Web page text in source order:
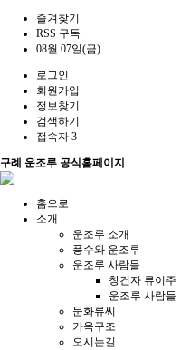
즐겨찾기
RSS 구독
08월 07일(금)
로그인
회원가입
정보찾기
검색하기
접속자 3
구례 운조루 공식홈페이지
홈으로
소개
운조루 소개
풍수와 운조루
운조루 사람들
창건자 류이주
운조루 사람들
문화류씨
가옥구조
오시는길